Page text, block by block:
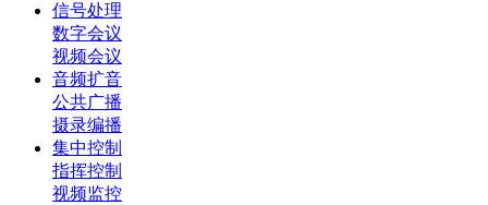
信号处理
数字会议
视频会议
音频扩音
公共广播
摄录编播
集中控制
指挥控制
视频监控